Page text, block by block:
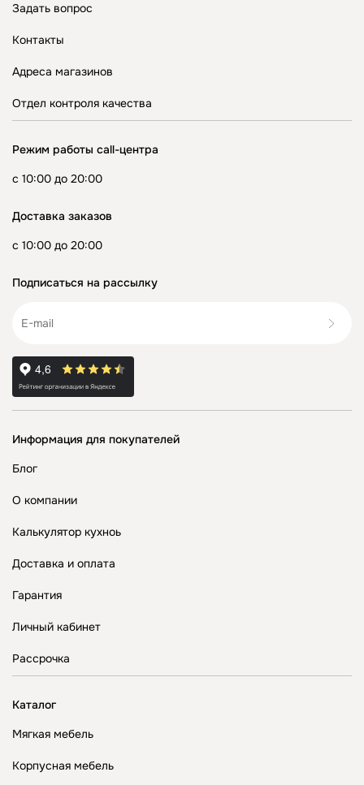
Задать вопрос
Контакты
Адреса магазинов
Отдел контроля качества
Режим работы call-центра
с 10:00 до 20:00
Доставка заказов
с 10:00 до 20:00
Подписаться на рассылку
Информация для покупателей
Блог
О компании
Калькулятор кухноь
Доставка и оплата
Гарантия
Личный кабинет
Рассрочка
Каталог
Мягкая мебель
Корпусная мебель